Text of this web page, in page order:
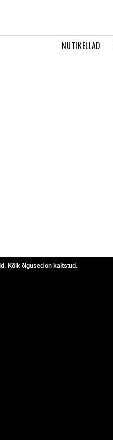
NUTIKELLAD
Kõik õigused on kaitstud.